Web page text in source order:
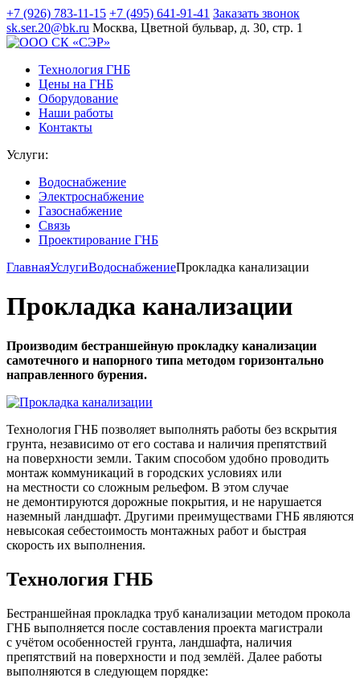
+7 (926) 783-11-15 +7 (495) 641-91-41 Заказать звонок
sk.ser.20@bk.ru Москва, Цветной бульвар, д. 30, стр. 1
Технология ГНБ
Цены на ГНБ
Оборудование
Наши работы
Контакты
Услуги:
Водоснабжение
Электроснабжение
Газоснабжение
Связь
Проектирование ГНБ
ГлавнаяУслугиВодоснабжениеПрокладка канализации
Прокладка канализации
Производим бестраншейную прокладку канализации
самотечного и напорного типа методом горизонтально
направленного бурения.
Технология ГНБ позволяет выполнять работы без вскрытия
грунта, независимо от его состава и наличия препятствий
на поверхности земли. Таким способом удобно проводить
монтаж коммуникаций в городских условиях или
на местности со сложным рельефом. В этом случае
не демонтируются дорожные покрытия, и не нарушается
наземный ландшафт. Другими преимуществами ГНБ являются
невысокая себестоимость монтажных работ и быстрая
скорость их выполнения.
Технология ГНБ
Бестраншейная прокладка труб канализации методом прокола
ГНБ выполняется после составления проекта магистрали
с учётом особенностей грунта, ландшафта, наличия
препятствий на поверхности и под землёй. Далее работы
выполняются в следующем порядке: